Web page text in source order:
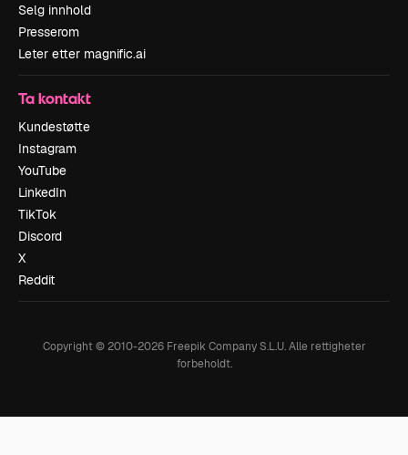
Selg innhold
Presserom
Leter etter magnific.ai
Ta kontakt
Kundestøtte
Instagram
YouTube
LinkedIn
TikTok
Discord
X
Reddit
Copyright © 2010-2026Freepik Company S.L.U. Alle rettigheter
forbeholdt.